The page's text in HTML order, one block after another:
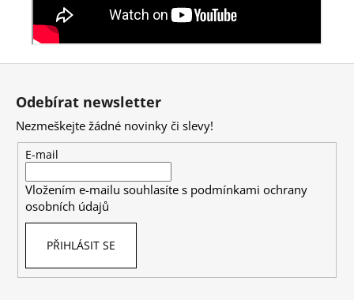
Odebírat newsletter
Nezmeškejte žádné novinky či slevy!
E-mail
Vložením e-mailu souhlasíte s podmínkami ochrany
osobních údajů
PŘIHLÁSIT SE